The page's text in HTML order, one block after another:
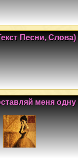
Песни, Слова)
меня одну